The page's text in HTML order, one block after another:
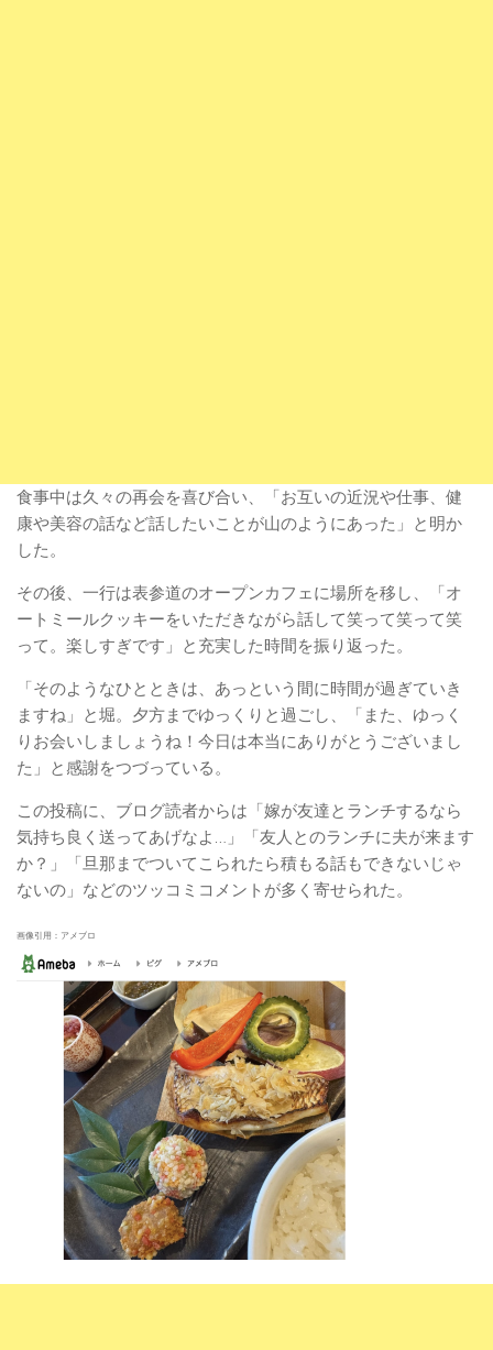
食事中は久々の再会を喜び合い、「お互いの近況や仕事、健
康や美容の話など話したいことが山のようにあった」と明か
した。
その後、一行は表参道のオープンカフェに場所を移し、「オ
ートミールクッキーをいただきながら話して笑って笑って笑
って。楽しすぎです」と充実した時間を振り返った。
「そのようなひとときは、あっという間に時間が過ぎていき
ますね」と堀。夕方までゆっくりと過ごし、「また、ゆっく
りお会いしましょうね！今日は本当にありがとうございまし
た」と感謝をつづっている。
この投稿に、ブログ読者からは「嫁が友達とランチするなら
気持ち良く送ってあげなよ…」「友人とのランチに夫が来ます
か？」「旦那までついてこられたら積もる話もできないじゃ
ないの」などのツッコミコメントが多く寄せられた。
画像引用：アメブロ